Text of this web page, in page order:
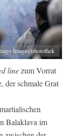
Images/photothek
linezum Vorrat
der schmale Grat
Balaklava im